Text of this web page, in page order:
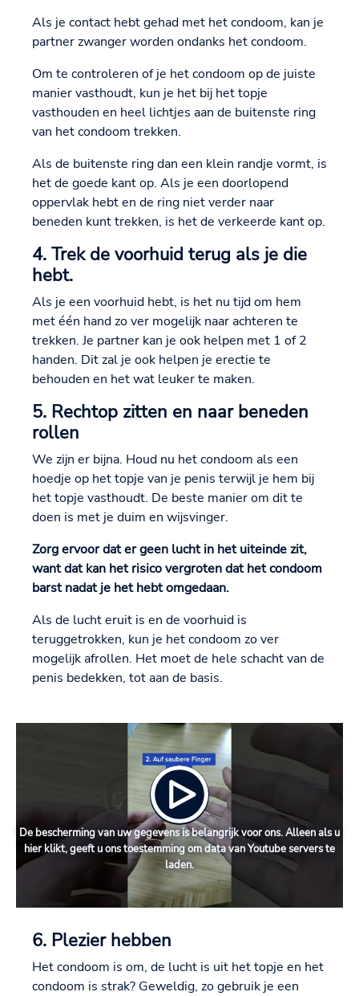
Als je contact hebt gehad met het condoom, kan je
partner zwanger worden ondanks het condoom.
Om te controleren of je het condoom op de juiste
manier vasthoudt, kun je het bij het topje
vasthouden en heel lichtjes aan de buitenste ring
van het condoom trekken.
Als de buitenste ring dan een klein randje vormt, is
het de goede kant op. Als je een doorlopend
oppervlak hebt en de ring niet verder naar
beneden kunt trekken, is het de verkeerde kant op.
4. Trek de voorhuid terug als je die
hebt.
Als je een voorhuid hebt, is het nu tijd om hem
met één hand zo ver mogelijk naar achteren te
trekken. Je partner kan je ook helpen met 1 of 2
handen. Dit zal je ook helpen je erectie te
behouden en het wat leuker te maken.
5. Rechtop zitten en naar beneden
rollen
We zijn er bijna. Houd nu het condoom als een
hoedje op het topje van je penis terwijl je hem bij
het topje vasthoudt. De beste manier om dit te
doen is met je duim en wijsvinger.
Zorg ervoor dat er geen lucht in het uiteinde zit,
want dat kan het risico vergroten dat het condoom
barst nadat je het hebt omgedaan.
Als de lucht eruit is en de voorhuid is
teruggetrokken, kun je het condoom zo ver
mogelijk afrollen. Het moet de hele schacht van de
penis bedekken, tot aan de basis.
De bescherming van uw gegevens is belangrijk voor ons. Alleen als u
hier klikt, geeft u ons toestemming om data van Youtube servers te
laden.
6. Plezier hebben
Het condoom is om, de lucht is uit het topje en het
condoom is strak? Geweldig, zo gebruik je een